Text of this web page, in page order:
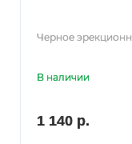
Черное
В наличии
1 140 р.